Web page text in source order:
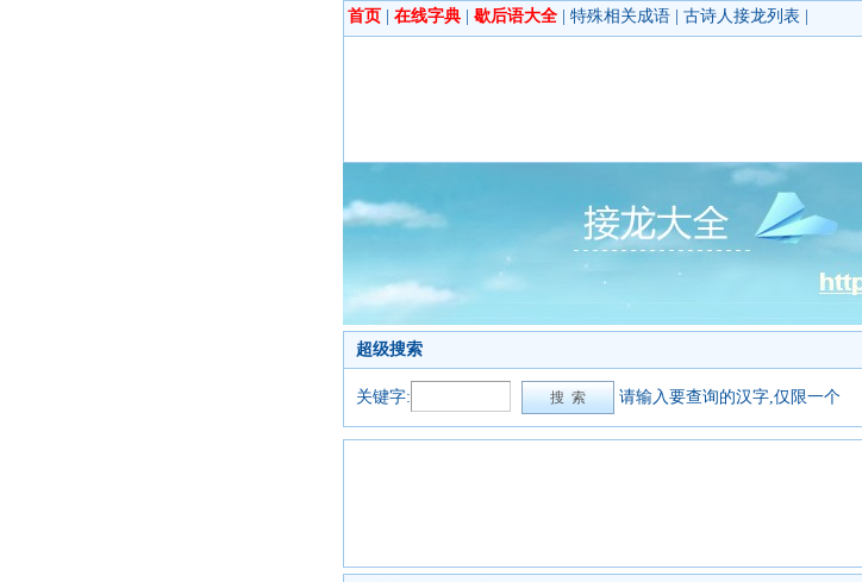
首页 在线字典 歇后语大全 特殊相关成语 古诗人接龙列表
超级搜索
关键字: 请输入要查询的汉字,仅限一个